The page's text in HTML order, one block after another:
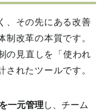
、その先にある改善
制改革の本質です。
の見直しを「使われ
されたツールです。
一元管理し、チーム